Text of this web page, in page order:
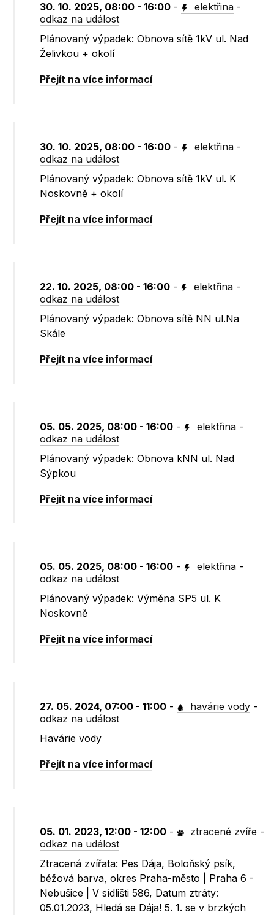
30. 10. 2025, 08:00 - 16:00 - elektřina -
odkaz na událost
Plánovaný výpadek: Obnova sítě 1kV ul. Nad
Želivkou + okolí
Přejít na více informací
30. 10. 2025, 08:00 - 16:00 - elektřina -
odkaz na událost
Plánovaný výpadek: Obnova sítě 1kV ul. K
Noskovně + okolí
Přejít na více informací
22. 10. 2025, 08:00 - 16:00 - elektřina -
odkaz na událost
Plánovaný výpadek: Obnova sítě NN ul.Na
Skále
Přejít na více informací
05. 05. 2025, 08:00 - 16:00 - elektřina -
odkaz na událost
Plánovaný výpadek: Obnova kNN ul. Nad
Sýpkou
Přejít na více informací
05. 05. 2025, 08:00 - 16:00 - elektřina -
odkaz na událost
Plánovaný výpadek: Výměna SP5 ul. K
Noskovně
Přejít na více informací
27. 05. 2024, 07:00 - 11:00 - havárie vody -
odkaz na událost
Havárie vody
Přejít na více informací
05. 01. 2023, 12:00 - 12:00 - ztracené zvíře -
odkaz na událost
Ztracená zvířata: Pes Dája, Boloňský psík,
béžová barva, okres Praha-město | Praha 6 -
Nebušice | V sídlišti 586, Datum ztráty:
05.01.2023, Hledá se Dája! 5. 1. se v brzkých